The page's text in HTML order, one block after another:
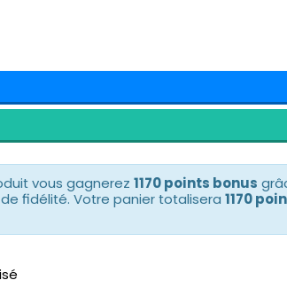
vous gagnerez 1170 points bonus
fidélité. Votre panier totalisera 1170